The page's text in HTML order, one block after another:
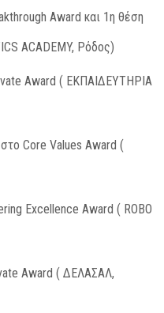
Award και 1η θέση
ACADEMY, Ρόδος)
Award ( ΕΚΠΑΙΔΕΥΤΗΡΙΑ
Core Values Award (
Excellence Award ( ROBO
Award ( ΔΕΛΑΣΑΛ,